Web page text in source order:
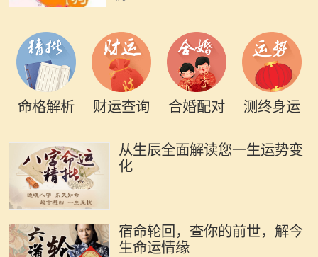
命格解析 财运查询 合婚配对 测终身运
从生辰全面解读您一生运势变
化
宿命轮回，查你的前世，解今
生命运情缘